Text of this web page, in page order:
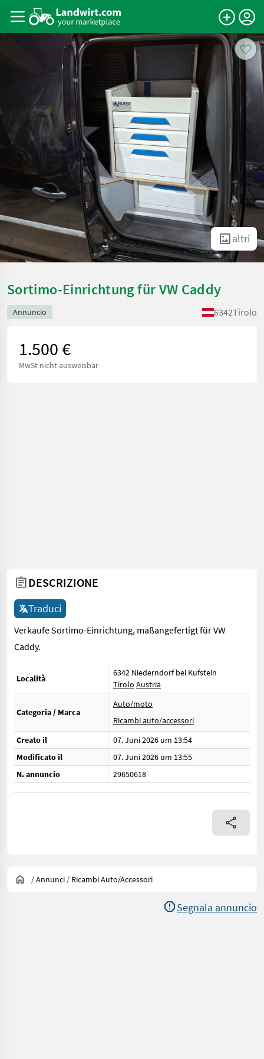
altri
Sortimo-Einrichtung für VW Caddy
Annuncio 6342Tirolo
1.500 €
MwSt nicht ausweisbar
DESCRIZIONE
Traduci
Verkaufe Sortimo-Einrichtung, maßangefertigt für VW
Caddy.
Località
6342 Niederndorf bei Kufstein
Tirolo Austria
Categoria / Marca
Auto/moto
Ricambi auto/accessori
Creato il
07. Juni 2026 um 13:54
Modificato il
07. Juni 2026 um 13:55
N. annuncio
29650618
/Annunci / Ricambi Auto/accessori
Segnala annuncio